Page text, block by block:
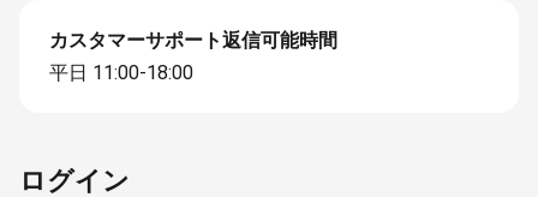
カスタマーサポート返信可能時間
平日 11:00-18:00
ログイン